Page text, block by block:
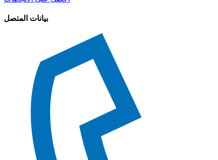
بيانات المتصل